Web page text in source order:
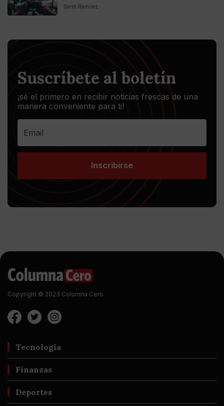
Santi Ramirez
Suscríbete al boletín
¡sé el primero en recibir noticias frescas de una
manera conveniente para ti!
Inscribirse
Copyright © 2023 Columna Cero
Tecnología
Finanzas
Deportes